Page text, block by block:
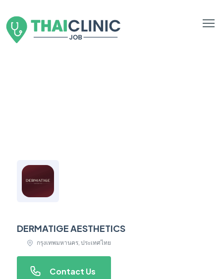
DERMATIGE AESTHETICS
กรุงเทพมหานคร, ประเทศไทย
Contact Us